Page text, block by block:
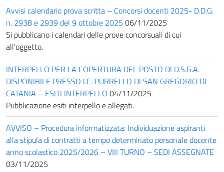
Avvisi calendario prova scritta – Concorsi docenti 2025- D.D.G.
n. 2938 e 2939 del 9 ottobre 2025 06/11/2025
Si pubblicano i calendari delle prove concorsuali di cui
all’oggetto.
INTERPELLO PER LA COPERTURA DEL POSTO DI D.S.G.A.
DISPONIBILE PRESSO I.C. PURRELLO DI SAN GREGORIO DI
CATANIA – ESITI INTERPELLO 04/11/2025
Pubblicazione esiti interpello e allegati.
AVVISO – Procedura informatizzata: Individuazione aspiranti
alla stipula di contratti a tempo determinato personale docente
anno scolastico 2025/2026 – VIII TURNO – SEDI ASSEGNATE
03/11/2025